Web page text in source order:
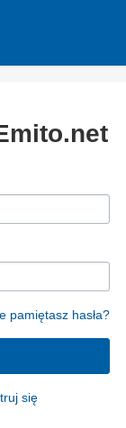
pamiętasz hasła?
się